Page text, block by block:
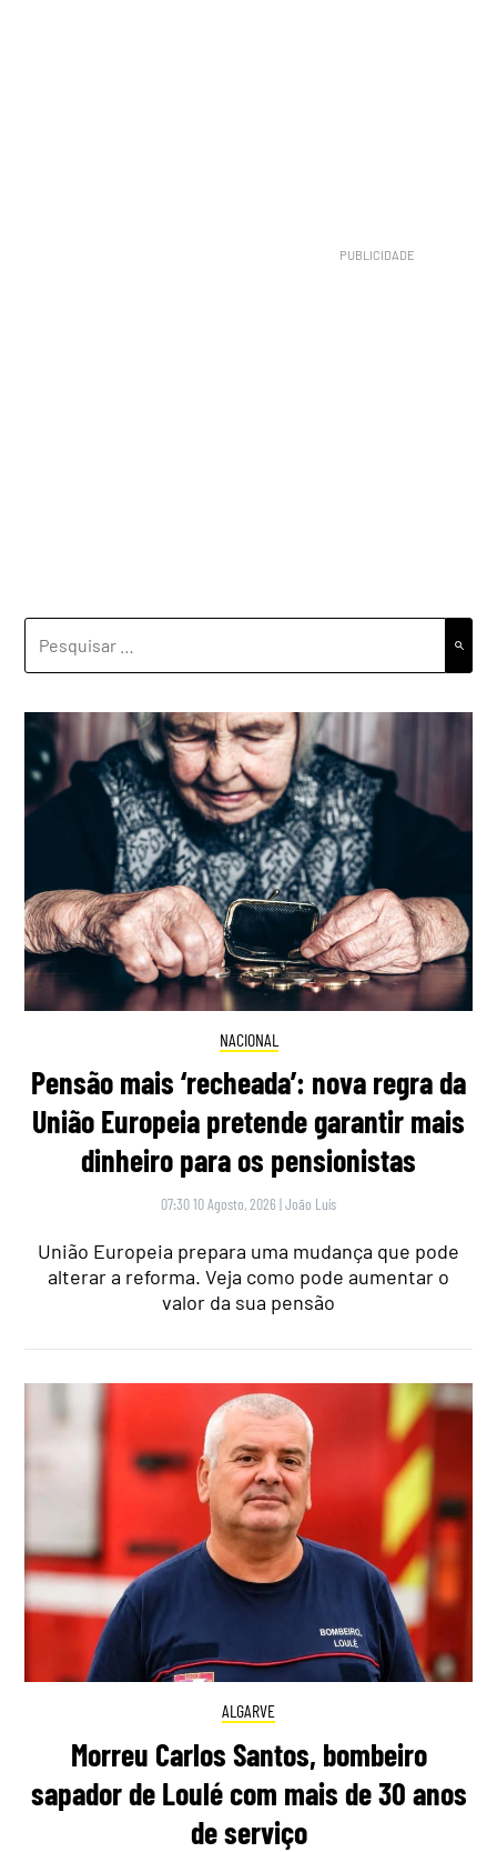
NACIONAL
Pensão mais ‘recheada’: nova regra da
União Europeia pretende garantir mais
dinheiro para os pensionistas
07:30 10 Agosto, 2026 |João Luís
União Europeia prepara uma mudança que pode
alterar a reforma. Veja como pode aumentar o
valor da sua pensão
ALGARVE
Morreu Carlos Santos, bombeiro
sapador de Loulé com mais de 30 anos
de serviço